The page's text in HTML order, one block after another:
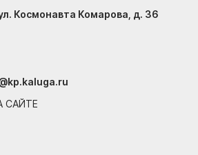
Космонавта Комарова, д. 36
САЙТЕ